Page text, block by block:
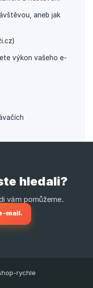
aneb jak
výkon vašeho e-
hledali?
mail.